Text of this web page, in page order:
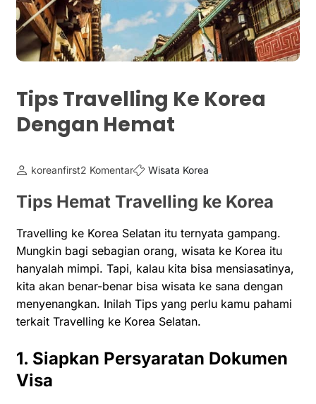
Tips Travelling Ke Korea
Dengan Hemat
koreanfirst2 Komentar Wisata Korea
Tips Hemat Travelling ke Korea
Travelling ke Korea Selatan itu ternyata gampang.
Mungkin bagi sebagian orang, wisata ke Korea itu
hanyalah mimpi. Tapi, kalau kita bisa mensiasatinya,
kita akan benar-benar bisa wisata ke sana dengan
menyenangkan. Inilah Tips yang perlu kamu pahami
terkait Travelling ke Korea Selatan.
1. Siapkan Persyaratan Dokumen
Visa